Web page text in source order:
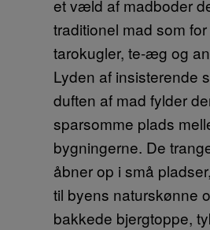
et væld af madboder
traditionel mad som
tarokugler, te-æg og
Lyden af insisterende
duften af mad fylder
sparsomme plads
bygningerne. De
åbner op i små
til byens naturskønne
bakkede bjergtoppe,